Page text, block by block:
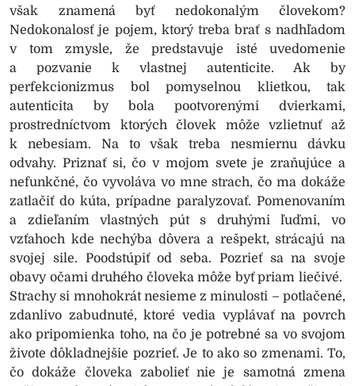
však znamená byť nedokonalým človekom?
Nedokonalosť je pojem, ktorý treba brať s nadhľadom
v tom zmysle, že predstavuje isté uvedomenie
a pozvanie k vlastnej autenticite. Ak by
perfekcionizmus bol pomyselnou klietkou, tak
autenticita by bola pootvorenými dvierkami,
prostredníctvom ktorých človek môže vzlietnuť až
k nebesiam. Na to však treba nesmiernu dávku
odvahy. Priznať si, čo v mojom svete je zraňujúce a
nefunkčné, čo vyvoláva vo mne strach, čo ma dokáže
zatlačiť do kúta, prípadne paralyzovať. Pomenovaním
a zdieľaním vlastných pút s druhými ľuďmi, vo
vzťahoch kde nechýba dôvera a rešpekt, strácajú na
svojej sile. Poodstúpiť od seba. Pozrieť sa na svoje
obavy očami druhého človeka môže byť priam liečivé.
Strachy si mnohokrát nesieme z minulosti – potlačené,
zdanlivo zabudnuté, ktoré vedia vyplávať na povrch
ako pripomienka toho, na čo je potrebné sa vo svojom
živote dôkladnejšie pozrieť. Je to ako so zmenami. To,
čo dokáže človeka zabolieť nie je samotná zmena